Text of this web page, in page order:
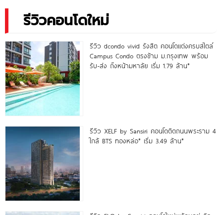
รีวิวคอนโดใหม่
รีวิว dcondo vivid รังสิต คอนโดแต่งครบสไตล์
Campus Condo ตรงข้าม ม.กรุงเทพ พร้อม
รับ-ส่ง ถึงหน้ามหาลัย เริ่ม 1.79 ล้าน*
รีวิว XELF by Sansiri คอนโดติดถนนพระราม 4
ใกล้ BTS ทองหล่อ* เริ่ม 3.49 ล้าน*